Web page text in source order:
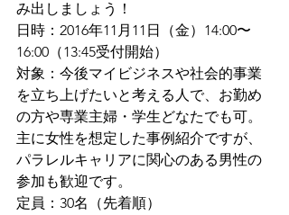
み出しましょう！
日時：2016年11月11日（金）14:00〜
16:00（13:45受付開始）
対象：今後マイビジネスや社会的事業
を立ち上げたいと考える人で、お勤め
の方や専業主婦・学生どなたでも可。
主に女性を想定した事例紹介ですが、
パラレルキャリアに関心のある男性の
参加も歓迎です。
定員：30名（先着順）